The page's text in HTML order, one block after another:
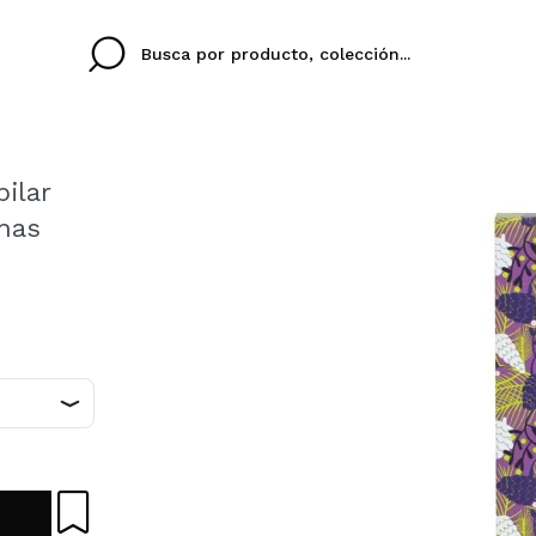
No tengo cuenta aquí
Al crear una cuenta
rápidamente, revisar
IDIOMA ENGLISH
Ines
colori